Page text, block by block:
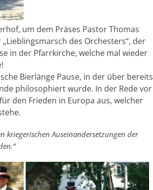
um dem Präses Pastor Thomas
des Orchesters“, der
in der Pfarrkirche, welche mal wieder
Bierlänge Pause, in der über bereits
philosophiert wurde. In der Rede vor
den Frieden in Europa aus, welcher
kriegerischen Auseinandersetzungen der